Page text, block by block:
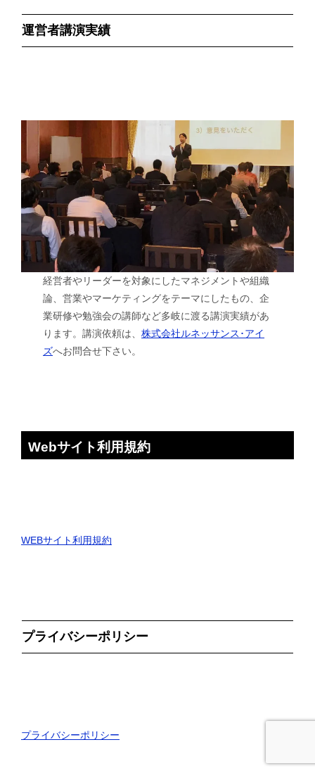
運営者講演実績
経営者やリーダーを対象にしたマネジメントや組織
論、営業やマーケティングをテーマにしたもの、企
業研修や勉強会の講師など多岐に渡る講演実績があ
ります。講演依頼は、株式会社ルネッサンス･アイ
ズへお問合せ下さい。
Webサイト利用規約
WEBサイト利用規約
プライバシーポリシー
プライバシーポリシー